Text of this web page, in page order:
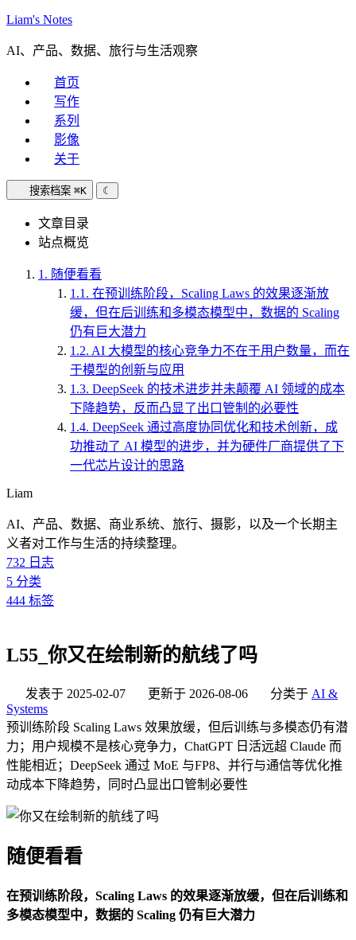
Liam's Notes
AI、产品、数据、旅行与生活观察
首页
写作
系列
影像
关于
搜索档案 ⌘K ☾
文章目录
站点概览
1. 随便看看
1.1. 在预训练阶段，Scaling Laws 的效果逐渐放
缓，但在后训练和多模态模型中，数据的 Scaling
仍有巨大潜力
1.2. AI 大模型的核心竞争力不在于用户数量，而在
于模型的创新与应用
1.3. DeepSeek 的技术进步并未颠覆 AI 领域的成本
下降趋势，反而凸显了出口管制的必要性
1.4. DeepSeek 通过高度协同优化和技术创新，成
功推动了 AI 模型的进步，并为硬件厂商提供了下
一代芯片设计的思路
Liam
AI、产品、数据、商业系统、旅行、摄影，以及一个长期主
义者对工作与生活的持续整理。
732 日志
5 分类
444 标签
L55_你又在绘制新的航线了吗
发表于 2025-02-07 更新于 2026-08-06 分类于 AI &
Systems
预训练阶段 Scaling Laws 效果放缓，但后训练与多模态仍有潜
力；用户规模不是核心竞争力，ChatGPT 日活远超 Claude 而
性能相近；DeepSeek 通过 MoE 与FP8、并行与通信等优化推
动成本下降趋势，同时凸显出口管制必要性
随便看看
在预训练阶段，Scaling Laws 的效果逐渐放缓，但在后训练和
多模态模型中，数据的 Scaling 仍有巨大潜力